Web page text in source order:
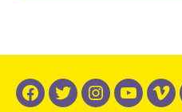
Facebook
TwitterInstagram